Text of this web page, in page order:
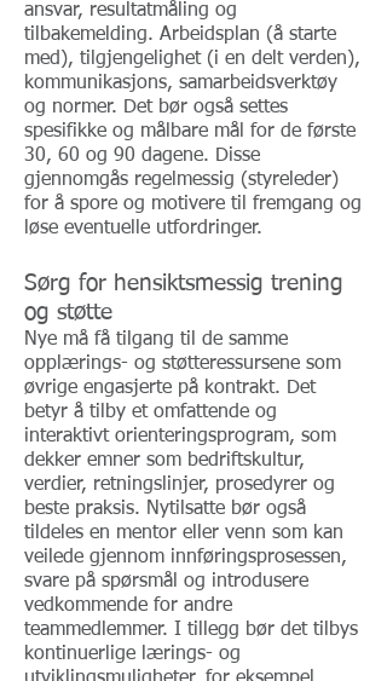
ansvar, resultatmåling og
tilbakemelding. Arbeidsplan (å starte
med), tilgjengelighet (i en delt verden),
kommunikasjons, samarbeidsverktøy
og normer. Det bør også settes
spesifikke og målbare mål for de første
30, 60 og 90 dagene. Disse
gjennomgås regelmessig (styreleder)
for å spore og motivere til fremgang og
løse eventuelle utfordringer.
Sørg for hensiktsmessig trening
og støtte
Nye må få tilgang til de samme
opplærings- og støtteressursene som
øvrige engasjerte på kontrakt. Det
betyr å tilby et omfattende og
interaktivt orienteringsprogram, som
dekker emner som bedriftskultur,
verdier, retningslinjer, prosedyrer og
beste praksis. Nytilsatte bør også
tildeles en mentor eller venn som kan
veilede gjennom innføringsprosessen,
svare på spørsmål og introdusere
vedkommende for andre
teammedlemmer. I tillegg bør det tilbys
kontinuerlige lærings- og